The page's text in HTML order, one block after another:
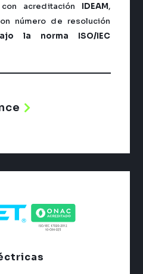
acreditación IDEAM,
número de resolución
la norma ISO/IEC